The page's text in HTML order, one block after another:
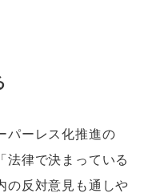
パーレス化推進の
法律で決まっている
の反対意見も通しや